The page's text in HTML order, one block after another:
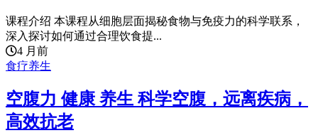
课程介绍 本课程从细胞层面揭秘食物与免疫力的科学联系，
深入探讨如何通过合理饮食提...
4 月前
食疗养生
空腹力 健康 养生 科学空腹，远离疾病，
高效抗老